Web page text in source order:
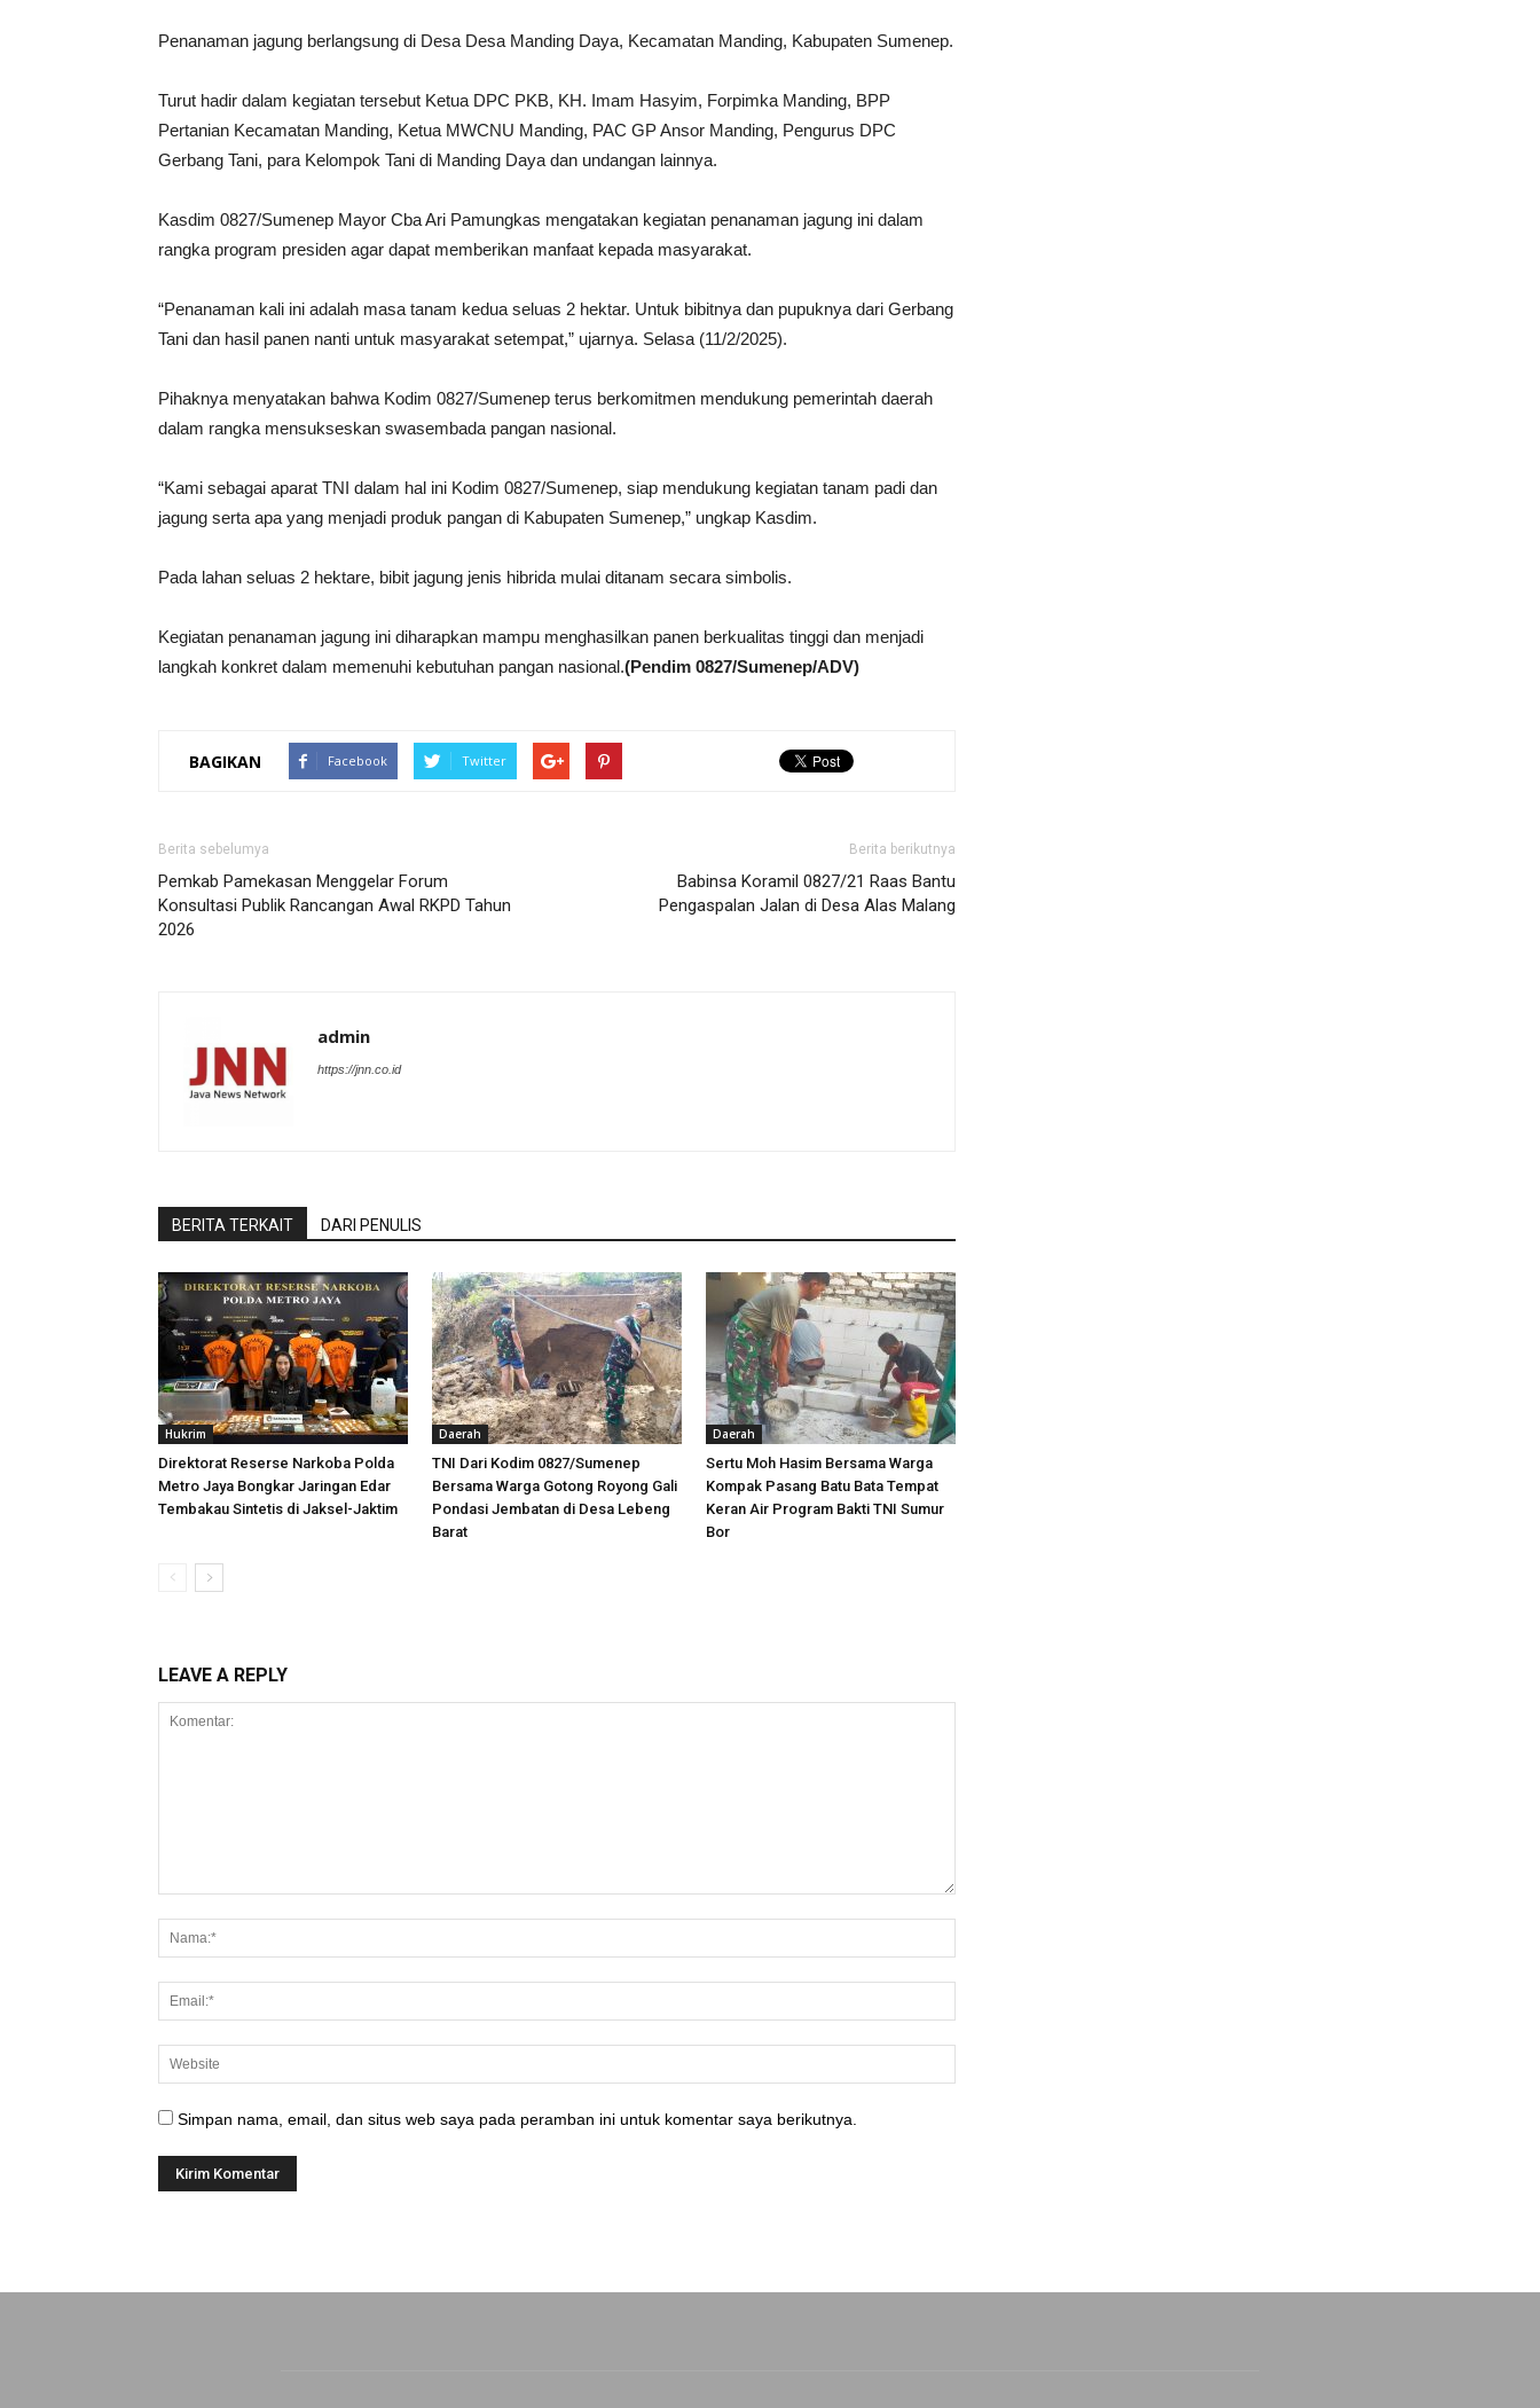
Penanaman jagung berlangsung di Desa Desa Manding Daya, Kecamatan Manding, Kabupaten Sumenep.
Turut hadir dalam kegiatan tersebut Ketua DPC PKB, KH. Imam Hasyim, Forpimka Manding, BPP
Pertanian Kecamatan Manding, Ketua MWCNU Manding, PAC GP Ansor Manding, Pengurus DPC
Gerbang Tani, para Kelompok Tani di Manding Daya dan undangan lainnya.
Kasdim 0827/Sumenep Mayor Cba Ari Pamungkas mengatakan kegiatan penanaman jagung ini dalam
rangka program presiden agar dapat memberikan manfaat kepada masyarakat.
“Penanaman kali ini adalah masa tanam kedua seluas 2 hektar. Untuk bibitnya dan pupuknya dari Gerbang
Tani dan hasil panen nanti untuk masyarakat setempat,” ujarnya. Selasa (11/2/2025).
Pihaknya menyatakan bahwa Kodim 0827/Sumenep terus berkomitmen mendukung pemerintah daerah
dalam rangka mensukseskan swasembada pangan nasional.
“Kami sebagai aparat TNI dalam hal ini Kodim 0827/Sumenep, siap mendukung kegiatan tanam padi dan
jagung serta apa yang menjadi produk pangan di Kabupaten Sumenep,” ungkap Kasdim.
Pada lahan seluas 2 hektare, bibit jagung jenis hibrida mulai ditanam secara simbolis.
Kegiatan penanaman jagung ini diharapkan mampu menghasilkan panen berkualitas tinggi dan menjadi
langkah konkret dalam memenuhi kebutuhan pangan nasional.(Pendim 0827/Sumenep/ADV)
BAGIKAN Facebook Twitter
Berita sebelumya
Pemkab Pamekasan Menggelar Forum
Konsultasi Publik Rancangan Awal RKPD Tahun
2026
Berita berikutnya
Babinsa Koramil 0827/21 Raas Bantu
Pengaspalan Jalan di Desa Alas Malang
admin
https://jnn.co.id
BERITA TERKAIT DARI PENULIS
Hukrim
Direktorat Reserse Narkoba Polda
Metro Jaya Bongkar Jaringan Edar
Tembakau Sintetis di Jaksel-Jaktim
Daerah
TNI Dari Kodim 0827/Sumenep
Bersama Warga Gotong Royong Gali
Pondasi Jembatan di Desa Lebeng
Barat
Daerah
Sertu Moh Hasim Bersama Warga
Kompak Pasang Batu Bata Tempat
Keran Air Program Bakti TNI Sumur
Bor
LEAVE A REPLY
Simpan nama, email, dan situs web saya pada peramban ini untuk komentar saya berikutnya.